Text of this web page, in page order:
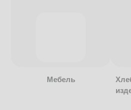
Мебель